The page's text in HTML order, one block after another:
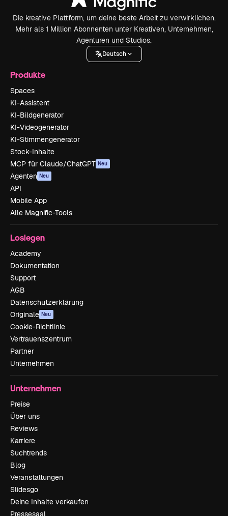
Die kreative Plattform, um deine beste Arbeit zu verwirklichen.
Mehr als 1 Million Abonnenten unter Kreativen, Unternehmen,
Agenturen und Studios.
Deutsch
Produkte
Spaces
KI-Assistent
KI-Bildgenerator
KI-Videogenerator
KI-Stimmengenerator
Stock-Inhalte
MCP für Claude/ChatGPT Neu
Agenten Neu
API
Mobile App
Alle Magnific-Tools
Loslegen
Academy
Dokumentation
Support
AGB
Datenschutzerklärung
Originale Neu
Cookie-Richtlinie
Vertrauenszentrum
Partner
Unternehmen
Unternehmen
Preise
Über uns
Reviews
Karriere
Suchtrends
Blog
Veranstaltungen
Slidesgo
Deine Inhalte verkaufen
Pressesaal